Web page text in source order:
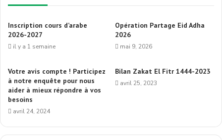
Inscription cours d’arabe
2026-2027
il y a 1 semaine
Opération Partage Eid Adha
2026
mai 9, 2026
Votre avis compte ! Participez
à notre enquête pour nous
aider à mieux répondre à vos
besoins
avril 24, 2024
Bilan Zakat El Fitr 1444-2023
avril 25, 2023